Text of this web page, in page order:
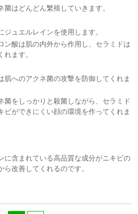
菌はどんどん繁殖していきます。
ュエルレインを使用します。
ン酸は肌の内外から作用し、セラミドは
れます。
肌へのアクネ菌の攻撃を防御してくれま
菌をしっかりと殺菌しながら、セラミド
ビができにくい顔の環境を作ってくれま
に含まれている高品質な成分がニキビの
改善してくれるのです。